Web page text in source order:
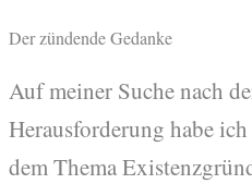
Der zündende Gedanke
Auf meiner Suche nach
Herausforderung habe
dem Thema